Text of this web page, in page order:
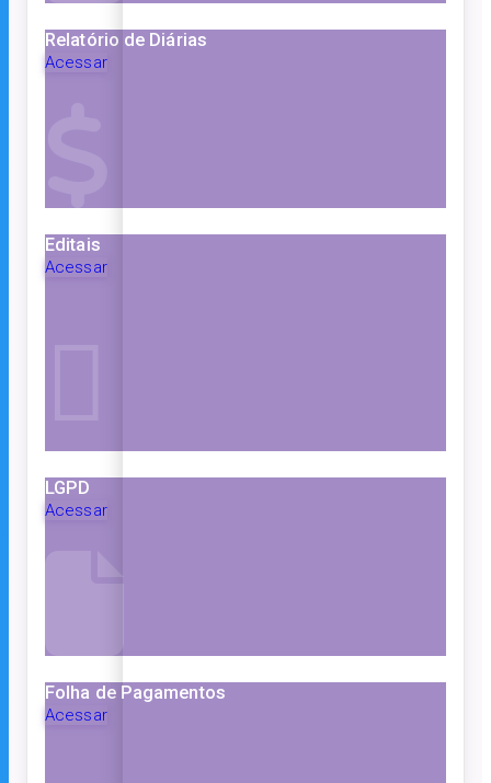
Relatório de Diárias
Acessar
Editais
Acessar
LGPD
Acessar
Folha de Pagamentos
Acessar